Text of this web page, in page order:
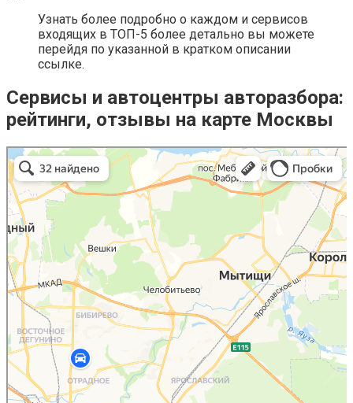
Узнать более подробно о каждом и сервисов
входящих в ТОП-5 более детально вы можете
перейдя по указанной в кратком описании
ссылке.
Сервисы и автоцентры авторазбора:
рейтинги, отзывы на карте Москвы
авторазборы ford в Москве
Москва